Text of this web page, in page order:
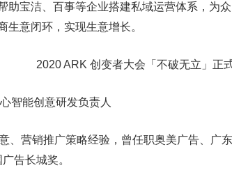
助宝洁、百事等企业搭建私域运营体系，为
生意闭环，实现生意增长。
智能创意研发负责人
、营销推广策略经验，曾任职奥美广告、广
告长城奖。